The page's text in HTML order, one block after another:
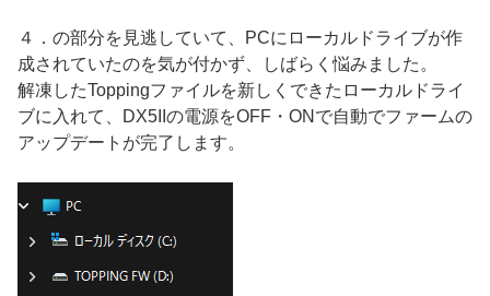
４．の部分を見逃していて、PCにローカルドライブが作
成されていたのを気が付かず、しばらく悩みました。
解凍したToppingファイルを新しくできたローカルドライ
ブに入れて、DX5IIの電源をOFF・ONで自動でファームの
アップデートが完了します。